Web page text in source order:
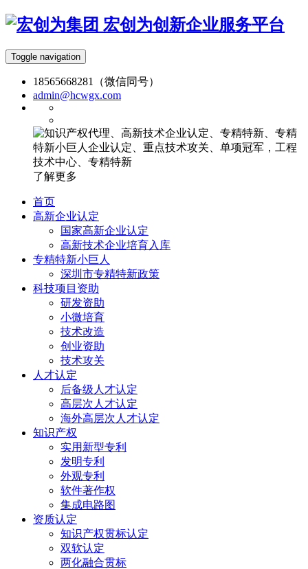
宏创为创新企业服务平台
Toggle navigation
18565668281（微信同号）
admin@hcwgx.com
了解更多
首页
高新企业认定
国家高新企业认定
高新技术企业培育入库
专精特新小巨人
深圳市专精特新政策
科技项目资助
研发资助
小微培育
技术改造
创业资助
技术攻关
人才认定
后备级人才认定
高层次人才认定
海外高层次人才认定
知识产权
实用新型专利
发明专利
外观专利
软件著作权
集成电路图
资质认定
知识产权贯标认定
双软认定
两化融合贯标